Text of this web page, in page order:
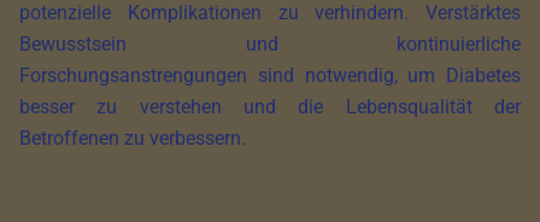
potenzielle Komplikationen zu verhindern. Verstärktes
Bewusstsein und kontinuierliche
Forschungsanstrengungen sind notwendig, um Diabetes
besser zu verstehen und die Lebensqualität der
Betroffenen zu verbessern.